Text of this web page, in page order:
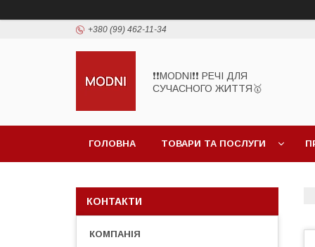
+380 (99) 462-11-34
❗❗MODNI❗❗ РЕЧІ ДЛЯ
СУЧАСНОГО ЖИТТЯ🥇
ГОЛОВНА ТОВАРИ ТА ПОСЛУГИ
КОНТАКТИ